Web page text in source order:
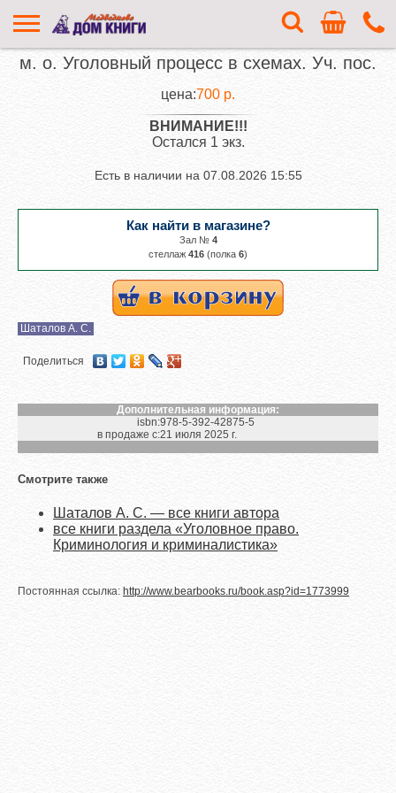
м. о. Уголовный процесс в схемах. Уч. пос.
Шаталов А. С.
Поделиться
Дополнительная информация:
isbn:978-5-392-42875-5
в продаже с:21 июля 2025 г.
Смотрите также
Шаталов А. С. — все книги автора
все книги раздела «Уголовное право.
Криминология и криминалистика»
Постоянная ссылка: http://www.bearbooks.ru/book.asp?id=1773999
цена:700 р.
ВНИМАНИЕ!!!
Остался 1 экз.
Есть в наличии на 07.08.2026 15:55
Как найти в магазине?
Зал № 4
cтеллаж 416 (полка 6)